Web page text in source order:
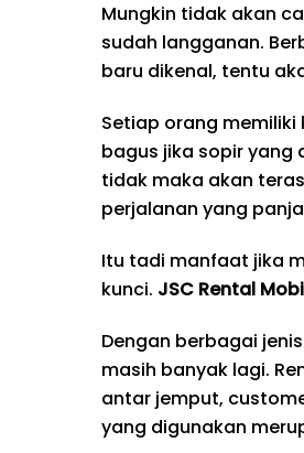
Mungkin tidak akan
sudah langganan.
baru dikenal, tentu
Setiap orang
bagus jika sopir yang
tidak maka akan
perjalanan yang
Itu tadi manfaat jika
kunci. JSC Rental
Dengan berbagai
masih banyak lagi.
antar jemput,
yang digunakan